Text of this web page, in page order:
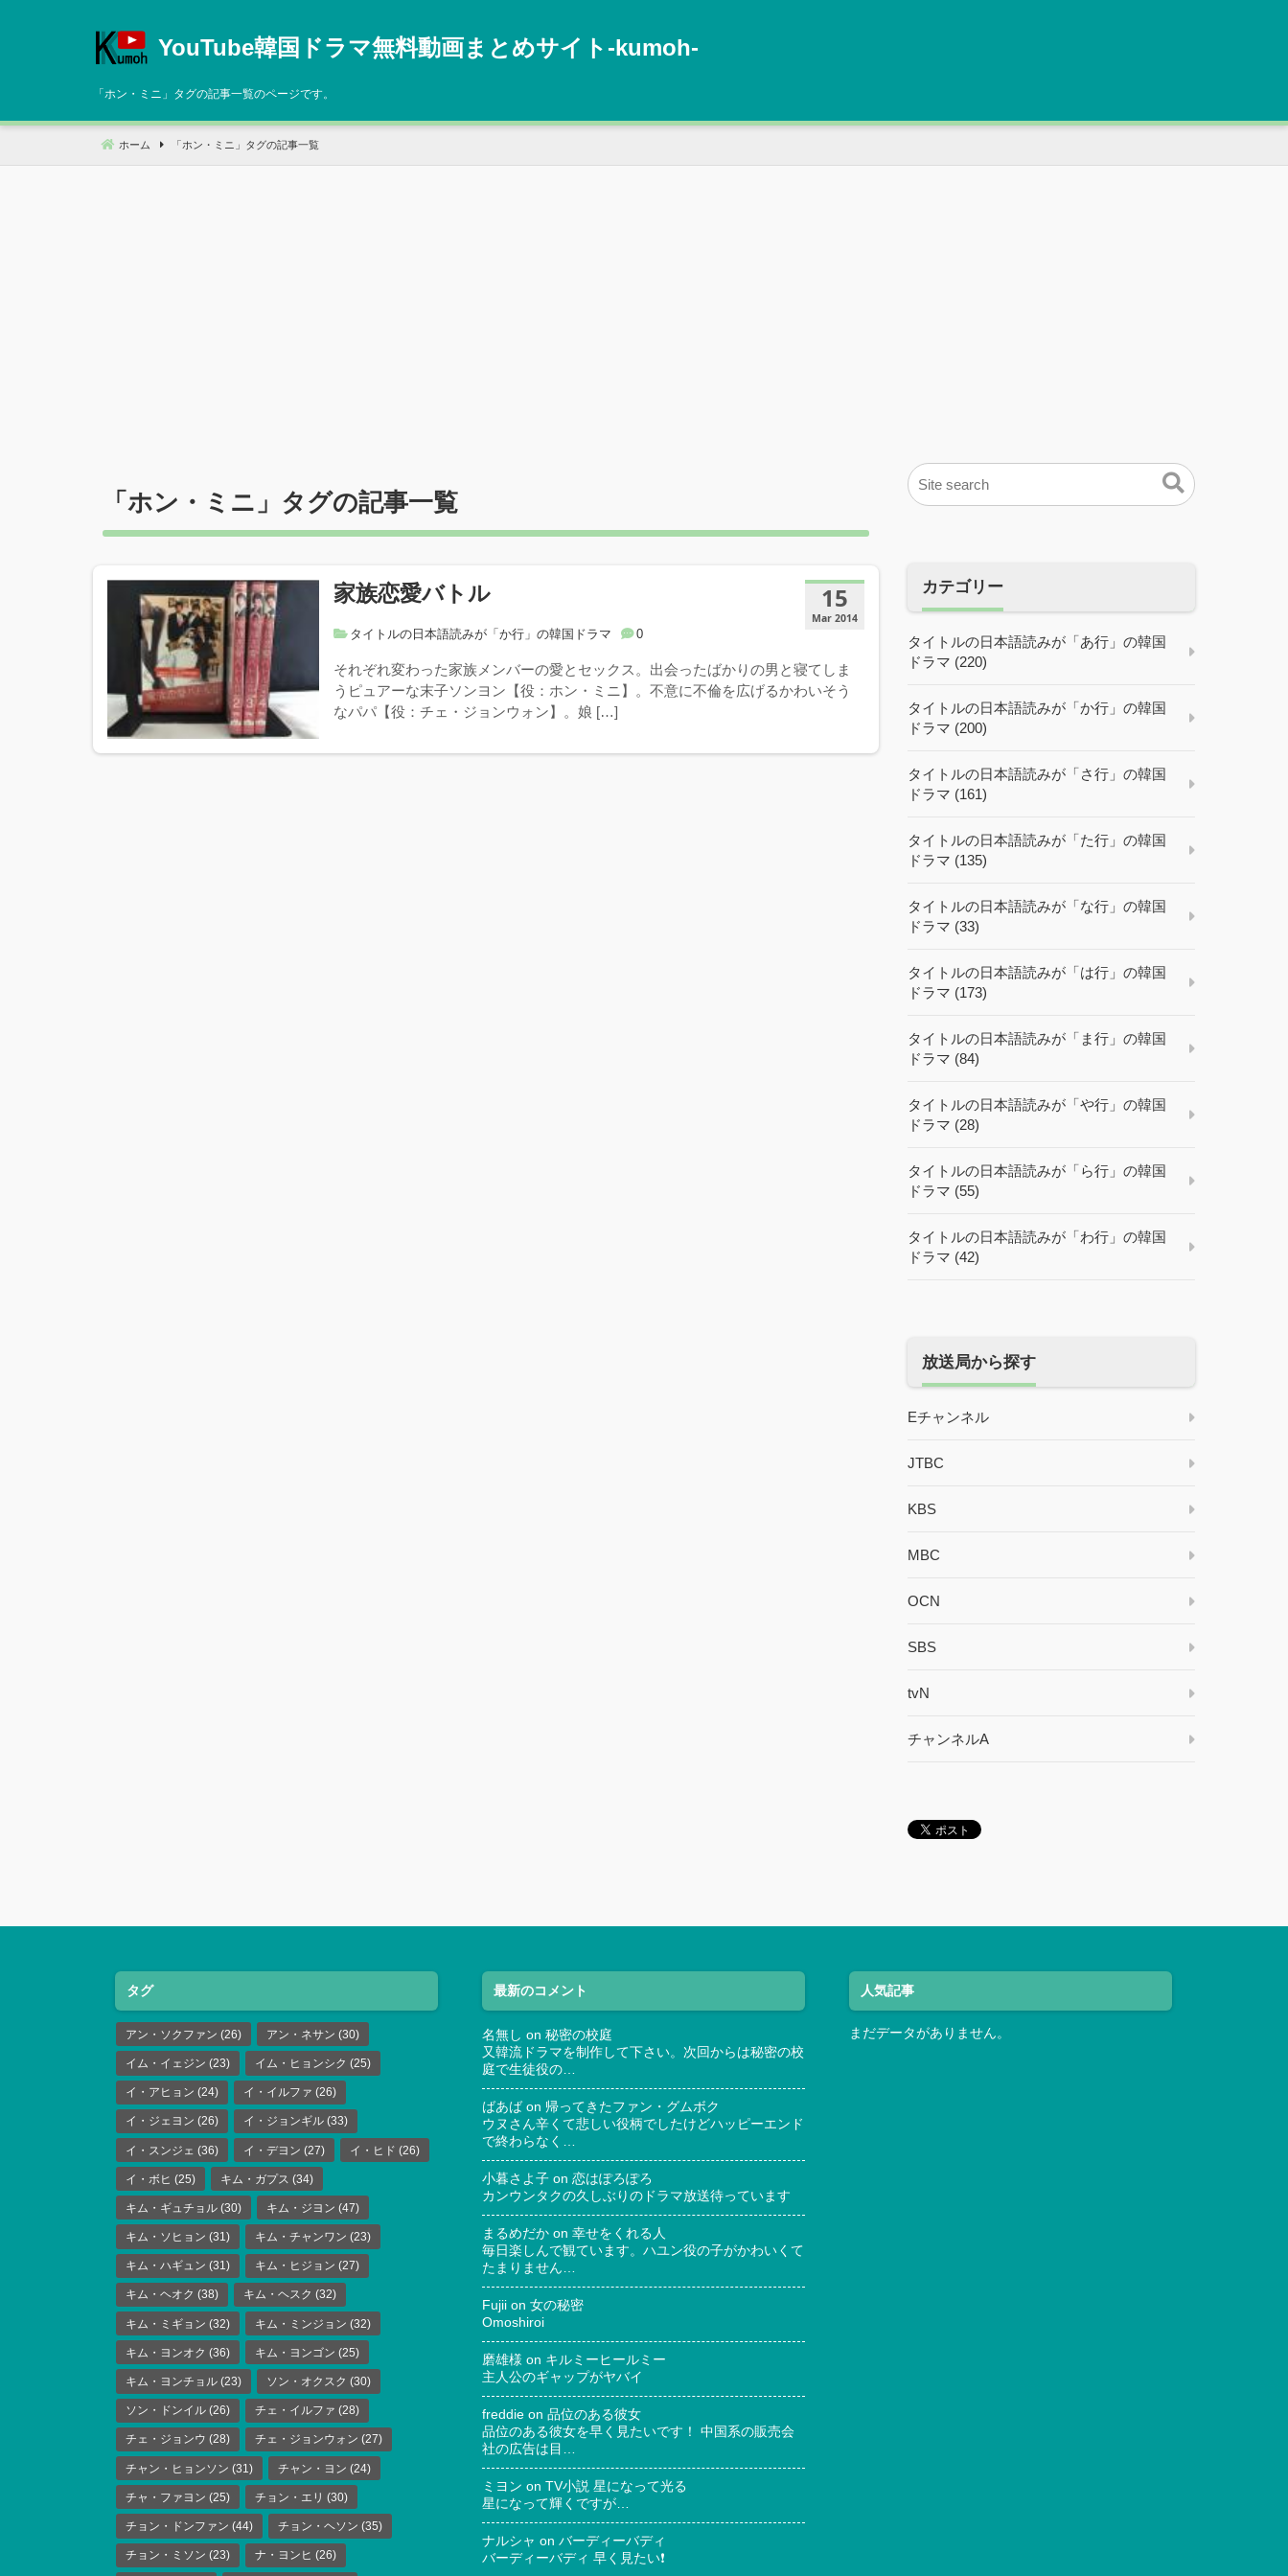
へ
動
YouTube韓国ドラマ無料動画まとめサイト‐kumoh‐
「 ホン・ミニ 」タグの記事一覧のページです。
ホーム 「 ホン・ミニ 」タグの記事一覧
「 ホン・ミニ 」タグの記事一覧
15
Mar 2014
家族恋愛バトル
タイトルの日本語読みが「か行」の韓国ドラマ 0
それぞれ変わった家族メンバーの愛とセックス。出会ったばかりの男と寝てしま
うピュアーな末子ソンヨン【役：ホン・ミニ】。不意に不倫を広げるかわいそう
なパパ【役：チェ・ジョンウォン】。娘 […]
カテゴリー
タイトルの日本語読みが「あ行」の韓国
ドラマ (220)
タイトルの日本語読みが「か行」の韓国
ドラマ (200)
タイトルの日本語読みが「さ行」の韓国
ドラマ (161)
タイトルの日本語読みが「た行」の韓国
ドラマ (135)
タイトルの日本語読みが「な行」の韓国
ドラマ (33)
タイトルの日本語読みが「は行」の韓国
ドラマ (173)
タイトルの日本語読みが「ま行」の韓国
ドラマ (84)
タイトルの日本語読みが「や行」の韓国
ドラマ (28)
タイトルの日本語読みが「ら行」の韓国
ドラマ (55)
タイトルの日本語読みが「わ行」の韓国
ドラマ (42)
放送局から探す
Eチャンネル
JTBC
KBS
MBC
OCN
SBS
tvN
チャンネルA
タグ
アン・ソクファン (26) アン・ネサン (30)
イム・イェジン (23) イム・ヒョンシク (25)
イ・アヒョン (24) イ・イルファ (26)
イ・ジェヨン (26) イ・ジョンギル (33)
イ・スンジェ (36) イ・デヨン (27) イ・ヒド (26)
イ・ボヒ (25) キム・ガプス (34)
キム・ギュチョル (30) キム・ジヨン (47)
キム・ソヒョン (31) キム・チャンワン (23)
キム・ハギュン (31) キム・ヒジョン (27)
キム・ヘオク (38) キム・ヘスク (32)
キム・ミギョン (32) キム・ミンジョン (32)
キム・ヨンオク (36) キム・ヨンゴン (25)
キム・ヨンチョル (23) ソン・オクスク (30)
ソン・ドンイル (26) チェ・イルファ (28)
チェ・ジョンウ (28) チェ・ジョンウォン (27)
チャン・ヒョンソン (31) チャン・ヨン (24)
チャ・ファヨン (25) チョン・エリ (30)
チョン・ドンファン (44) チョン・ヘソン (35)
チョン・ミソン (23) ナ・ヨンヒ (26)
最新のコメント
名無し on 秘密の校庭
又韓流ドラマを制作して下さい。次回からは秘密の校
庭で生徒役の…
ばあば on 帰ってきたファン・グムボク
ウヌさん辛くて悲しい役柄でしたけどハッピーエンド
で終わらなく…
小暮さよ子 on 恋はぽろぽろ
カンウンタクの久しぶりのドラマ放送待っています
まるめだか on 幸せをくれる人
毎日楽しんで観ています。ハユン役の子がかわいくて
たまりません…
Fujii on 女の秘密
Omoshiroi
磨雄様 on キルミーヒールミー
主人公のギャップがヤバイ
freddie on 品位のある彼女
品位のある彼女を早く見たいです！ 中国系の販売会
社の広告は目…
ミヨン on TV小説 星になって光る
星になって輝くですが…
ナルシャ on バーディーバディ
バーディーバディ 早く見たい❗
人気記事
まだデータがありません。